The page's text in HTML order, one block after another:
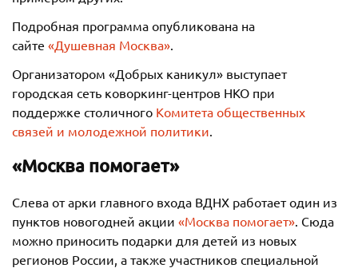
Подробная программа опубликована на
сайте «Душевная Москва».
Организатором «Добрых каникул» выступает
городская сеть коворкинг-центров НКО при
поддержке столичного Комитета общественных
связей и молодежной политики.
«Москва помогает»
Слева от арки главного входа ВДНХ работает один из
пунктов новогодней акции «Москва помогает» . Сюда
можно приносить подарки для детей из новых
регионов России, а также участников специальной